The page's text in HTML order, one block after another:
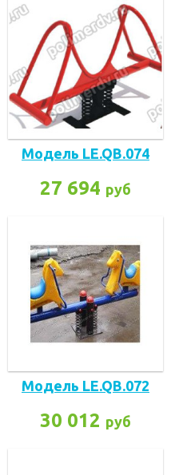
Модель LE.QB.074
27 694 руб
Модель LE.QB.072
30 012 руб